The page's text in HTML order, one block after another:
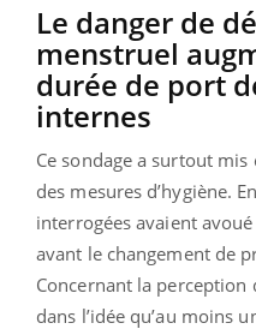
Le danger de
menstruel
durée de port
internes
Ce sondage a surtout
des mesures d’hygiène.
interrogées avaient
avant le changement de
Concernant la perception
dans l’idée qu’au moins